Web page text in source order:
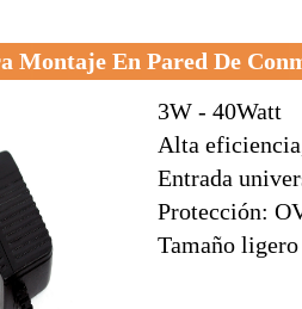
Montaje En Pared De
3W - 40Watt
Alta
Entrada
Protección:
Tamaño